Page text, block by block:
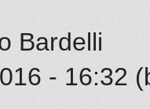
Bardelli
- 16:32